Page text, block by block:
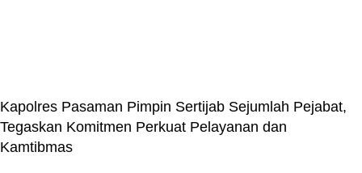
Kapolres Pasaman Pimpin Sertijab Sejumlah Pejabat,
Tegaskan Komitmen Perkuat Pelayanan dan
Kamtibmas